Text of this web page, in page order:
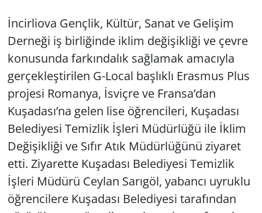
İncirliova Gençlik, Kültür, Sanat ve Gelişim
Derneği iş birliğinde iklim değişikliği ve çevre
konusunda farkındalık sağlamak amacıyla
gerçekleştirilen G-Local başlıklı Erasmus Plus
projesi Romanya, İsviçre ve Fransa’dan
Kuşadası’na gelen lise öğrencileri, Kuşadası
Belediyesi Temizlik İşleri Müdürlüğü ile İklim
Değişikliği ve Sıfır Atık Müdürlüğünü ziyaret
etti. Ziyarette Kuşadası Belediyesi Temizlik
İşleri Müdürü Ceylan Sarıgöl, yabancı uyruklu
öğrencilere Kuşadası Belediyesi tarafından